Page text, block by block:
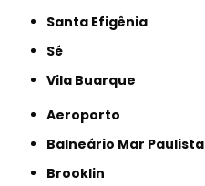
Santa Efigênia
Sé
Vila Buarque
Aeroporto
Balneário Mar Paulista
Brooklin